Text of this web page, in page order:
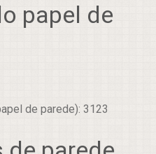
papel de
de parede): 3123